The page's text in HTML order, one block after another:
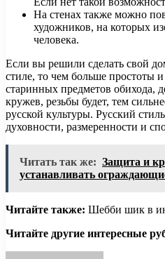
На стенах также можно
художников, на которых
человека.
Если вы решили сделать свой
стиле, то чем больше простоты
старинных предметов обихода,
кружев, резьбы будет, тем
русской культуры. Русский
духовности, размеренности и
Читать так же: Защита и
устанавливать
Читайте также: Шебби шик в
Читайте другие интересные